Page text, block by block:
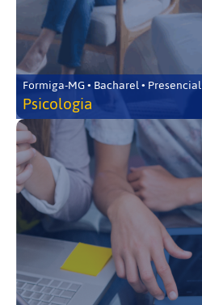
Formiga-MG • Bacharel • Presencial
Psicologia